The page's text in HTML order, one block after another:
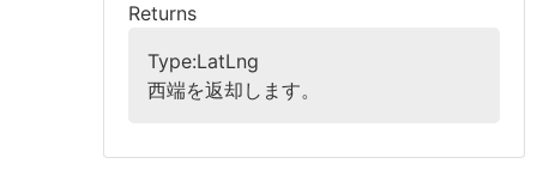
Returns
Type:LatLng
西端を返却します。